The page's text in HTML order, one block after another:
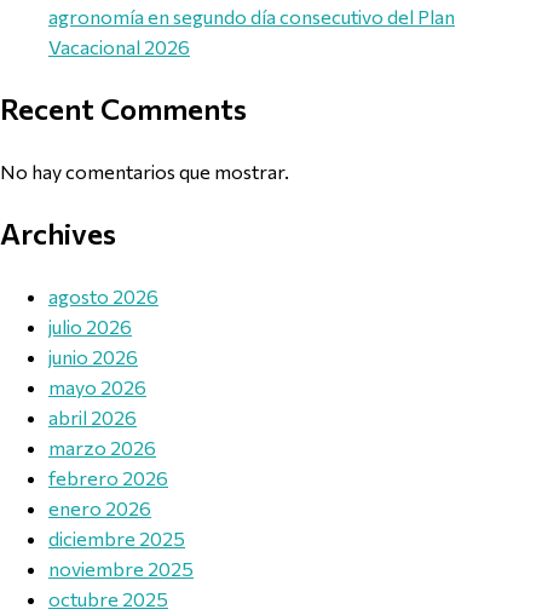
agronomía en segundo día consecutivo del Plan
Vacacional 2026
Recent Comments
No hay comentarios que mostrar.
Archives
agosto 2026
julio 2026
junio 2026
mayo 2026
abril 2026
marzo 2026
febrero 2026
enero 2026
diciembre 2025
noviembre 2025
octubre 2025